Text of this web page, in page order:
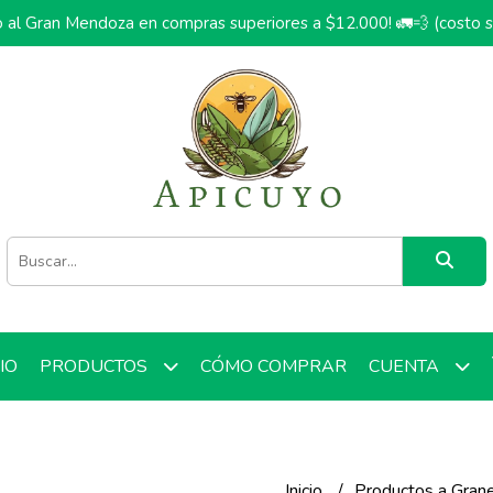
al Gran Mendoza en compras superiores a $12.000! 🚛💨 (costo
PRODUCTOS CÓMO COMPRAR CUENTA